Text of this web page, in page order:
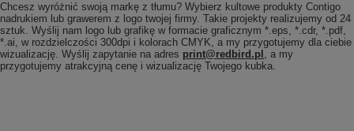
Chcesz wyróżnić swoją markę z tłumu? Wybierz kultowe produkty Contigo
nadrukiem lub grawerem z logo twojej firmy. Takie projekty realizujemy od 24
sztuk. Wyślij nam logo lub grafikę w formacie graficznym *.eps, *.cdr, *.pdf,
*.ai, w rozdzielczości 300dpi i kolorach CMYK, a my przygotujemy dla ciebie
wizualizację. Wyślij zapytanie na adres print@redbird.pl , a my
przygotujemy atrakcyjną cenę i wizualizację Twojego kubka.